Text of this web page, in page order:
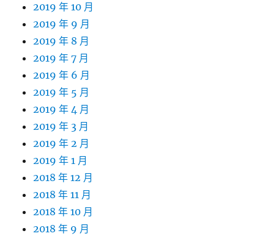
2019 年 10 月
2019 年 9 月
2019 年 8 月
2019 年 7 月
2019 年 6 月
2019 年 5 月
2019 年 4 月
2019 年 3 月
2019 年 2 月
2019 年 1 月
2018 年 12 月
2018 年 11 月
2018 年 10 月
2018 年 9 月